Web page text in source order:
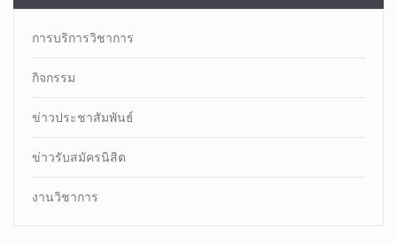
การบริการวิชาการ
กิจกรรม
ข่าวประชาสัมพันธ์
ข่าวรับสมัครนิสิต
งานวิชาการ